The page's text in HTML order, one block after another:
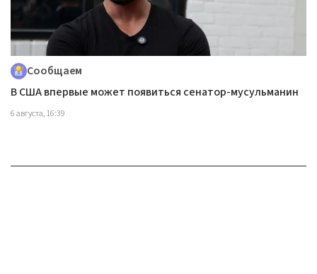
Сообщаем
В США впервые может появиться сенатор-мусульманин
6 августа, 16:39